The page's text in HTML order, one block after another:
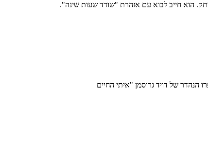
הוא חייב לבוא עם אזהרת "שודד שעות שינה".
של דויד גרוסמן "איתי החיים